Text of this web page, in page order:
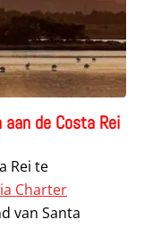
de Costa Rei
Rei te
Charter
van Santa